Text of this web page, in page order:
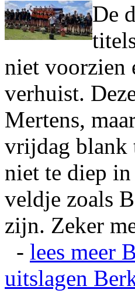
De
niet voorzien
verhuist.
Mertens,
vrijdag blank
niet te diep
veldje zoals
zijn. Zeker
- lees meer
uitslagen